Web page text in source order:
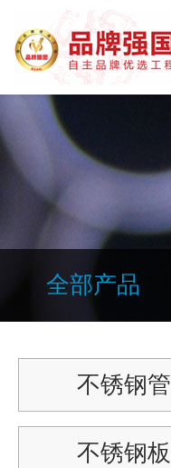
全部产品
不锈钢管
不锈钢板